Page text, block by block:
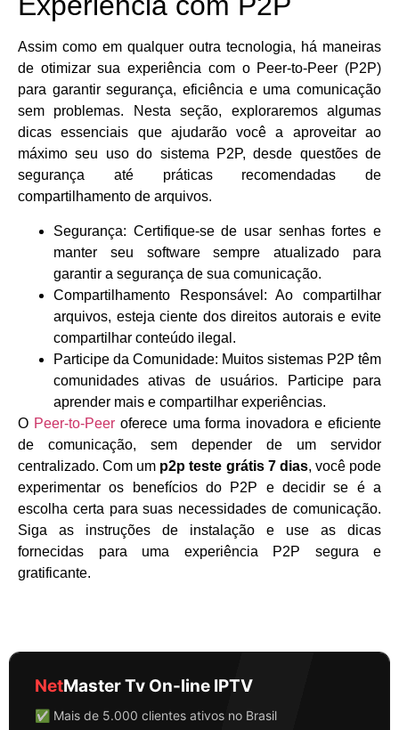
Assim como em qualquer outra tecnologia, há maneiras
de otimizar sua experiência com o Peer-to-Peer (P2P)
para garantir segurança, eficiência e uma comunicação
sem problemas. Nesta seção, exploraremos algumas
dicas essenciais que ajudarão você a aproveitar ao
máximo seu uso do sistema P2P, desde questões de
segurança até práticas recomendadas de
compartilhamento de arquivos.
Segurança: Certifique-se de usar senhas fortes e
manter seu software sempre atualizado para
garantir a segurança de sua comunicação.
Compartilhamento Responsável: Ao compartilhar
arquivos, esteja ciente dos direitos autorais e evite
compartilhar conteúdo ilegal.
Participe da Comunidade: Muitos sistemas P2P têm
comunidades ativas de usuários. Participe para
aprender mais e compartilhar experiências.
O Peer-to-Peeroferece uma forma inovadora e eficiente
de comunicação, sem depender de um servidor
centralizado. Com um p2p teste grátis 7 dias, você pode
experimentar os benefícios do P2P e decidir se é a
escolha certa para suas necessidades de comunicação.
Siga as instruções de instalação e use as dicas
fornecidas para uma experiência P2P segura e
gratificante.
NetMaster Tv On-line IPTV
✅ Mais de 5.000 clientes ativos no Brasil